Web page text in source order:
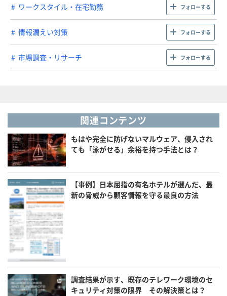
ワークスタイル・在宅勤務 フォローする
情報漏えい対策 フォローする
市場調査・リサーチ フォローする
関連コンテンツ
もはや完全に防げないマルウェア、侵入され
ても「泳がせる」余裕を持つ手法とは？
【事例】日本屈指の有名ホテルが選んだ、最
新の脅威から顧客情報を守る最良の方法
調査結果が示す、既存のテレワーク環境のセ
キュリティ対策の限界 その解決策とは？